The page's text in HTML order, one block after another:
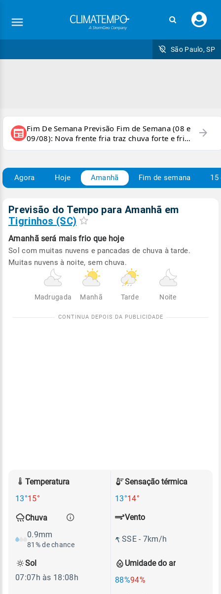
seu
São Paulo, SP
newspaper Fim De Semana Previsão Fim de Semana (08 e
09/08): Nova frente fria traz chuva forte e frio
para áreas do país
arrow_forward
Agora Hoje Amanhã Fim de semana 15
Previsão do Tempo para Amanhã em
Tigrinhos (SC)
Amanhã será mais frio que hoje
Sol com muitas nuvens e pancadas de chuva à tarde.
Muitas nuvens à noite, sem chuva.
Madrugada Manhã Tarde Noite
Temperatura
13°15°
Sensação térmica
13°14°
Chuva
0.9mm
81% de chance
Umidade do ar
88%94%
Vento
SSE - 7km/h
Sol
07:07h às 18:08h